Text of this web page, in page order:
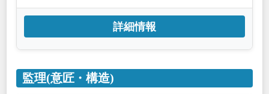
詳細情報
監理(意匠・構造)